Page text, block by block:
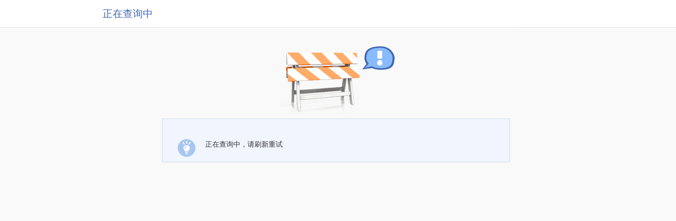
正在查询中
正在查询中，请刷新重试